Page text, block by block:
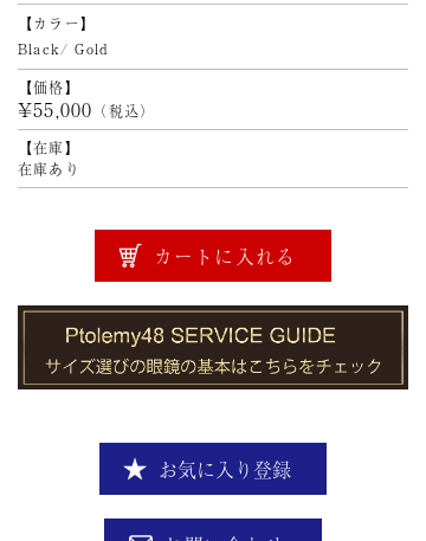
カラー
Black/ Gold
価格
¥55,000 （税込）
在庫
在庫あり
カートに入れる
お気に入り登録